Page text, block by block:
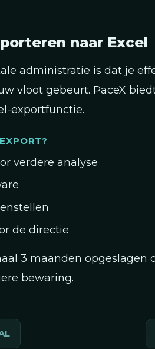
naar Excel
administratie is dat je
vloot gebeurt. PaceX
exportfunctie.
verdere analyse
de directie
3 maanden opgeslagen
bewaring.